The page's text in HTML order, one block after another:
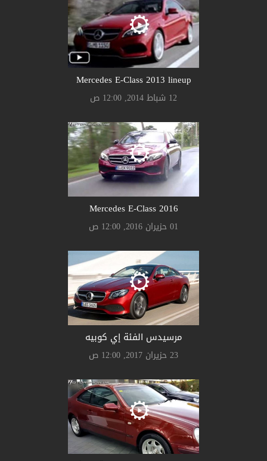
Mercedes E-Class 2013 lineup
12 شباط 2014, 12:00 ص
Mercedes E-Class 2016
01 حزيران 2016, 12:00 ص
مرسيدس الفئة إي كوبيه
23 حزيران 2017, 12:00 ص